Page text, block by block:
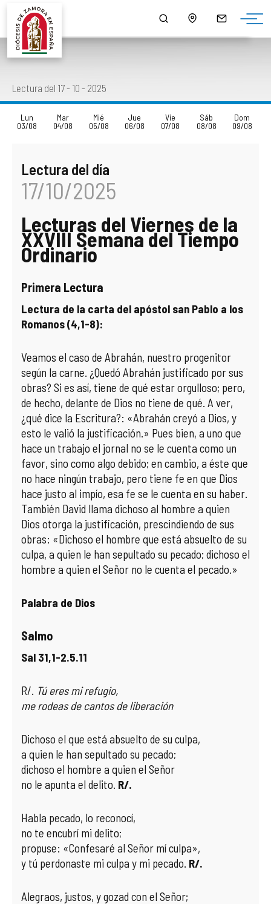
Lectura del 17 - 10 - 2025
Lun
03/08
Mar
04/08
Mié
05/08
Jue
06/08
Vie
07/08
Sáb
08/08
Dom
09/08
Lectura del día
17/10/2025
Lecturas del Viernes de la
XXVIII Semana del Tiempo
Ordinario
Primera Lectura
Lectura de la carta del apóstol san Pablo a los
Romanos (4,1-8):
Veamos el caso de Abrahán, nuestro progenitor
según la carne. ¿Quedó Abrahán justificado por sus
obras? Si es así, tiene de qué estar orgulloso; pero,
de hecho, delante de Dios no tiene de qué. A ver,
¿qué dice la Escritura?: «Abrahán creyó a Dios, y
esto le valió la justificación.» Pues bien, a uno que
hace un trabajo el jornal no se le cuenta como un
favor, sino como algo debido; en cambio, a éste que
no hace ningún trabajo, pero tiene fe en que Dios
hace justo al impío, esa fe se le cuenta en su haber.
También David llama dichoso al hombre a quien
Dios otorga la justificación, prescindiendo de sus
obras: «Dichoso el hombre que está absuelto de su
culpa, a quien le han sepultado su pecado; dichoso el
hombre a quien el Señor no le cuenta el pecado.»
Palabra de Dios
Salmo
Sal 31,1-2.5.11
R/. Tú eres mi refugio,
me rodeas de cantos de liberación
Dichoso el que está absuelto de su culpa,
a quien le han sepultado su pecado;
dichoso el hombre a quien el Señor
no le apunta el delito. R/.
Habla pecado, lo reconocí,
no te encubrí mi delito;
propuse: «Confesaré al Señor mí culpa»,
y tú perdonaste mi culpa y mi pecado. R/.
Alegraos, justos, y gozad con el Señor;
¿QUIÉNES SOMOS?
EPISCOPOLOGIO
NORMATIVA DIOCESANA
MONUMENTOS BIC - BIEN DE INTERÉS CULTURAL
PATRIMONIO ROBADO
CÓDIGO DE CONDUCTA
COMPLIANCE
DOCTRINA DE LA IGLESIA
PORTAL DE TRANSPARENCIA
RENDICIÓN CUENTAS ENTIDADES RELIGIOSAS
PREGUNTAS FRECUENTES
MONS. FERNANDO VALERA SÁNCHEZ
MULTIMEDIA
ORGANIGRAMA
CURIA DIOCESANA
CABILDO CATEDRAL
SEMINARIOS DIOCESANOS
OTROS ORGANISMOS Y SERVICIOS DIOCESANOS
ENSEÑANZA
PASTORAL SAMARITANA
CENTROS SOCIALES
APOSTOLADO SEGLAR
VIDA CONSAGRADA
HORARIO DE MISAS
LISTADO DE NUESTRAS PARROQUIAS
NOTICIAS
SALUS
CAMPAÑAS
AGENDA
DESCARGAS
ENLACES DE INTERÉS
IMÁGENES
VÍDEOS
AUDIOS